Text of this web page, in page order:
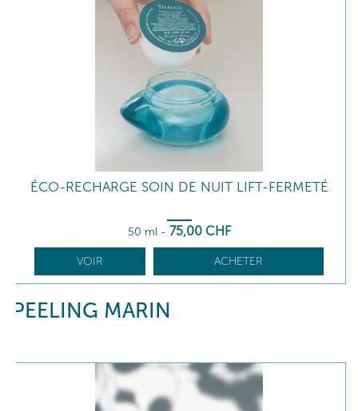
ÉCO-RECHARGE SOIN DE NUIT LIFT-FERMETÉ
50 ml - 75,00 CHF
VOIR ACHETER
PEELING MARIN